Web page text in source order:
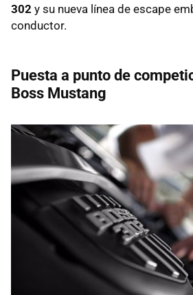
302 y su nueva línea de escape
conductor.
Puesta a punto de
Boss Mustang